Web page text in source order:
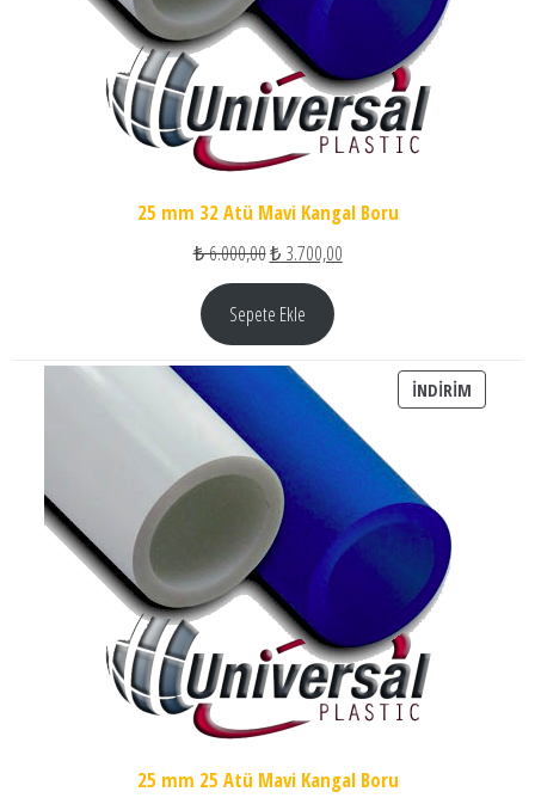
25 mm 32 Atü Mavi Kangal Boru
₺6.000,00Orijinal fiyat: ₺ 6.000,00.
₺3.700,00Şu andaki fiyat: ₺ 3.700,00.
Sepete Ekle
İNDIRIM
25 mm 25 Atü Mavi Kangal Boru